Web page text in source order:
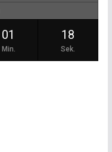
01
Min.
18
Sek.